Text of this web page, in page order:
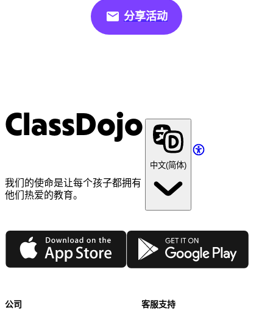
分享活动
ClassDojo
我们的使命是让每个孩子都拥有
他们热爱的教育。
中文(简体)
App Store Google Play
公司 客服支持